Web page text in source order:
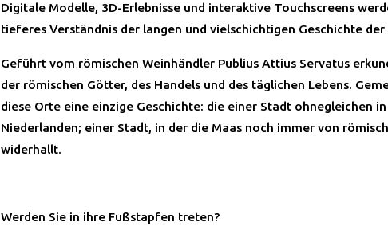
Digitale Modelle, 3D-Erlebnisse und interaktive Touchscreens
tieferes Verständnis der langen und vielschichtigen Geschichte
Geführt vom römischen Weinhändler Publius Attius Servatus
der römischen Götter, des Handels und des täglichen Lebens.
diese Orte eine einzige Geschichte: die einer Stadt ohnegleichen in
Niederlanden; einer Stadt, in der die Maas noch immer von
widerhallt.
Werden Sie in ihre Fußstapfen treten?